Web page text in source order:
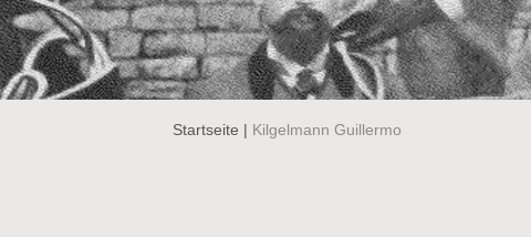
Startseite | Kilgelmann Guillermo